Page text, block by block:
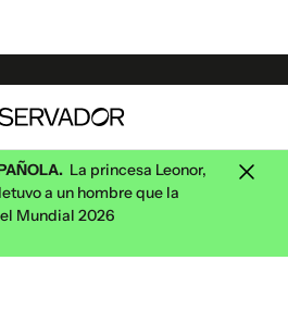
La princesa Leonor,
a un hombre que la
Mundial 2026